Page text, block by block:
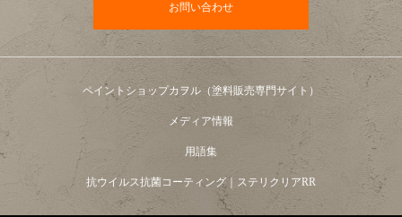
お問い合わせ
ペイントショップカヲル（塗料販売専門サイト）
メディア情報
用語集
抗ウイルス抗菌コーティング｜ステリクリアRR